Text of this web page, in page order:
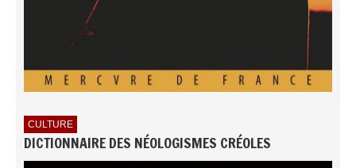
CULTURE
DICTIONNAIRE DES NÉOLOGISMES CRÉOLES